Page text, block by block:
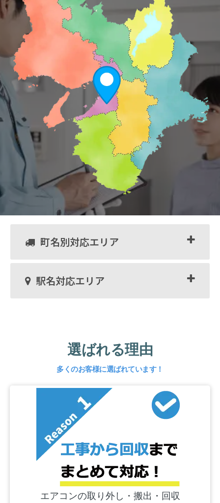
町名別対応エリア
駅名対応エリア
選ばれる理由
多くのお客様に選ばれています！
エアコンの取り外し・搬出・回収